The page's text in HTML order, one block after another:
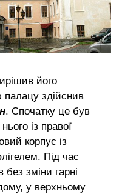
його
палацу здійснив
. Спочатку це був
із правої
корпус із
Під час
зміни гарні
дому, у верхньому